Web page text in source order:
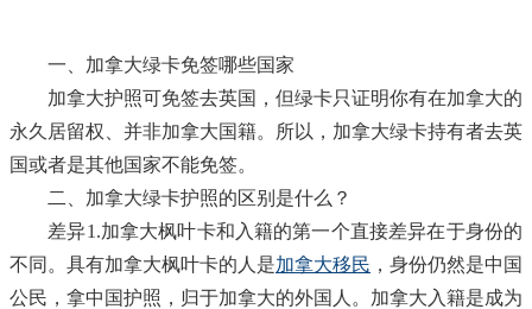
一、加拿大绿卡免签哪些国家
加拿大护照可免签去英国，但绿卡只证明你有在加拿大的
永久居留权、并非加拿大国籍。所以，加拿大绿卡持有者去英
国或者是其他国家不能免签。
二、加拿大绿卡护照的区别是什么？
差异1.加拿大枫叶卡和入籍的第一个直接差异在于身份的
不同。具有加拿大枫叶卡的人是加拿大移民 ，身份仍然是中国
公民，拿中国护照，归于加拿大的外国人。加拿大入籍是成为